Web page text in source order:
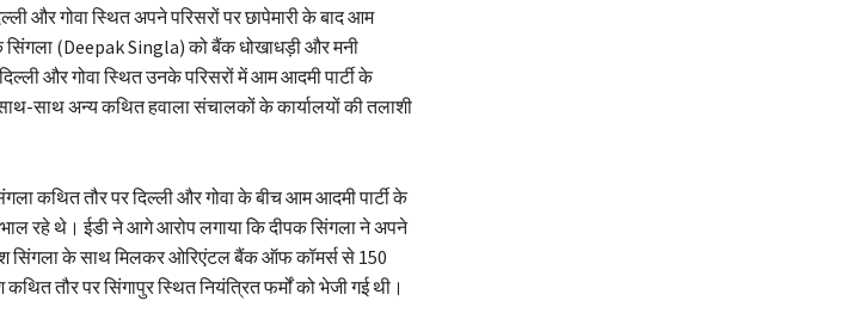
और गोवा स्थित अपने परिसरों पर छापेमारी के बाद आम
सिंगला (Deepak Singla) को बैंक धोखाधड़ी और मनी
और गोवा स्थित उनके परिसरों में आम आदमी पार्टी के
साथ अन्य कथित हवाला संचालकों के कार्यालयों की तलाशी
कथित तौर पर दिल्ली और गोवा के बीच आम आदमी पार्टी के
रहे थे। ईडी ने आगे आरोप लगाया कि दीपक सिंगला ने अपने
सिंगला के साथ मिलकर ओरिएंटल बैंक ऑफ कॉमर्स से 150
तौर पर सिंगापुर स्थित नियंत्रित फर्मों को भेजी गई थी।